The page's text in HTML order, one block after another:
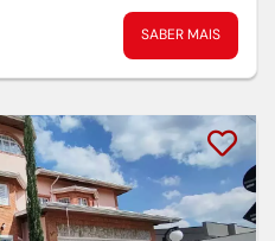
SABER MAIS